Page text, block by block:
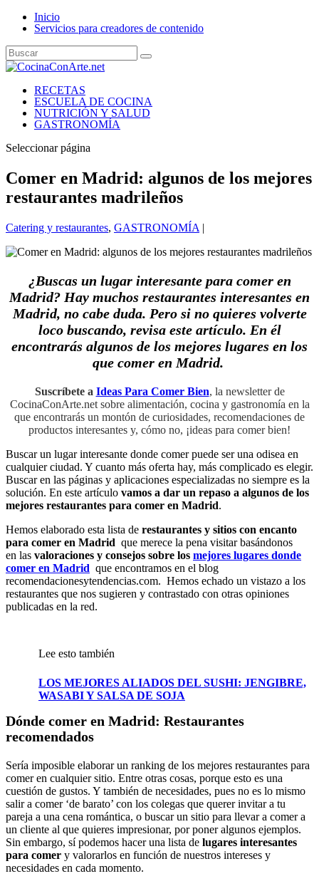
Inicio
Servicios para creadores de contenido
RECETAS
ESCUELA DE COCINA
NUTRICIÓN Y SALUD
GASTRONOMÍA
Seleccionar página
Comer en Madrid: algunos de los mejores
restaurantes madrileños
Catering y restaurantes, GASTRONOMÍA |
¿Buscas un lugar interesante para comer en
Madrid? Hay muchos restaurantes interesantes en
Madrid, no cabe duda. Pero si no quieres volverte
loco buscando, revisa este artículo. En él
encontrarás algunos de los mejores lugares en los
que comer en Madrid.
Suscríbete a Ideas Para Comer Bien, la newsletter de
CocinaConArte.net sobre alimentación, cocina y gastronomía en la
que encontrarás un montón de curiosidades, recomendaciones de
productos interesantes y, cómo no, ¡ideas para comer bien!
Buscar un lugar interesante donde comer puede ser una odisea en
cualquier ciudad. Y cuanto más oferta hay, más complicado es elegir.
Buscar en las páginas y aplicaciones especializadas no siempre es la
solución. En este artículo vamos a dar un repaso a algunos de los
mejores restaurantes para comer en Madrid.
Hemos elaborado esta lista de restaurantes y sitios con encanto
para comer en Madrid que merece la pena visitar basándonos
en las valoraciones y consejos sobre los mejores lugares donde
comer en Madrid que encontramos en el blog
recomendacionesytendencias.com. Hemos echado un vistazo a los
restaurantes que nos sugieren y contrastado con otras opiniones
publicadas en la red.
Lee esto también
LOS MEJORES ALIADOS DEL SUSHI: JENGIBRE,
WASABI Y SALSA DE SOJA
Dónde comer en Madrid: Restaurantes
recomendados
Sería imposible elaborar un ranking de los mejores restaurantes para
comer en cualquier sitio. Entre otras cosas, porque esto es una
cuestión de gustos. Y también de necesidades, pues no es lo mismo
salir a comer ‘de barato’ con los colegas que querer invitar a tu
pareja a una cena romántica, o buscar un sitio para llevar a comer a
un cliente al que quieres impresionar, por poner algunos ejemplos.
Sin embargo, sí podemos hacer una lista de lugares interesantes
para comer y valorarlos en función de nuestros intereses y
necesidades en cada momento.